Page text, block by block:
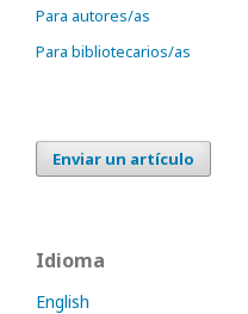
Para autores/as
Para bibliotecarios/as
Enviar un artículo
Idioma
English